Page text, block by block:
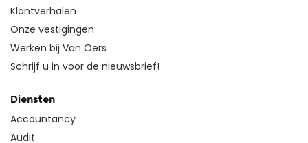
Klantverhalen
Onze vestigingen
Werken bij Van Oers
Schrijf u in voor de nieuwsbrief!
Diensten
Accountancy
Audit